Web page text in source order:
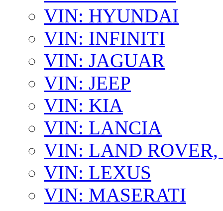
VIN: HYUNDAI
VIN: INFINITI
VIN: JAGUAR
VIN: JEEP
VIN: KIA
VIN: LANCIA
VIN: LAND ROVER,
VIN: LEXUS
VIN: MASERATI